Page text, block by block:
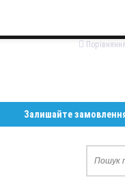
Залишайте замовлення